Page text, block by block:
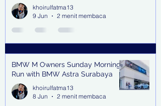
Jalan
khoirulfatma13
9 Jun
2 menit membaca
BMW M Owners Sunday Morning
Run with BMW Astra Surabaya
khoirulfatma13
8 Jun
2 menit membaca